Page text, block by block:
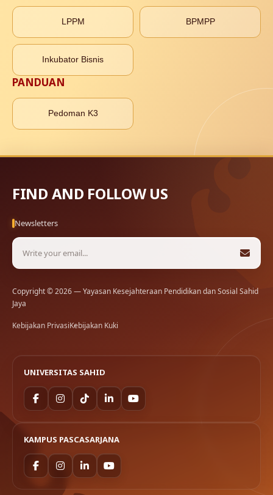
LPPM BPMPP
Inkubator Bisnis
PANDUAN
Pedoman K3
FIND AND FOLLOW US
Newsletters
Copyright © 2026 — Yayasan Kesejahteraan Pendidikan dan Sosial Sahid
Jaya
Kebijakan PrivasiKebijakan Kuki
UNIVERSITAS SAHID
KAMPUS PASCASARJANA